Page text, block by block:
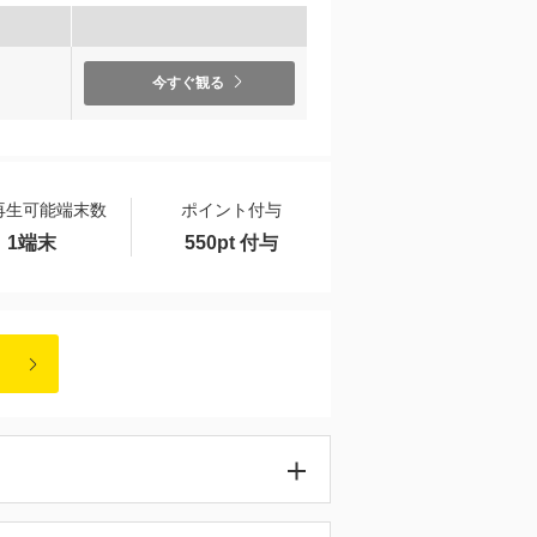
今すぐ観る
生可能端末数 ポイント付与
1端末 550pt 付与